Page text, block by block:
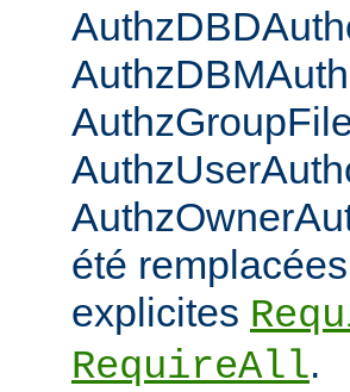
été
explicites
RequireAll.